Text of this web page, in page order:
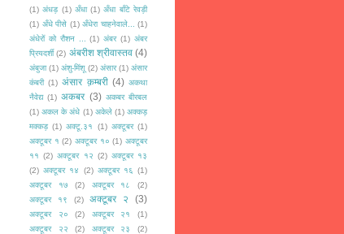
(1) अंधड़ (1) अँधा (1) अँधा बाँटे रेवड़ी
(1) अँधे पीसे (1) अँधेरा चाहनेवाले...
(1)
अंधेरों को रौशन ...
(1) अंबर (1) अंबर
प्रियदर्शी (2) अंबरीश श्रीवास्तव (4)
अंबुजा (1) अंशु-मिंशू (2) अंसार (1) अंसार
कंबरी (1) अंसार क़म्बरी (4) अकथा
नैवेद्य (1) अकबर (3) अकबर बीरबल
(1) अकल के अंधे (1) अकेले (1) अक्कड़
मक्कड़ (1) अक्टू.३१ (1) अक्टूबर (1)
अक्टूबर १ (2) अक्टूबर १० (1) अक्टूबर
११ (2) अक्टूबर १२ (2) अक्टूबर १३
(2) अक्टूबर १४ (2) अक्टूबर १६ (1)
अक्टूबर १७
(2) अक्टूबर १८
(2)
अक्टूबर १९
(2) अक्टूबर २ (3)
अक्टूबर २० (2) अक्टूबर २१
(1)
अक्टूबर २२
(2) अक्टूबर २३
(2)